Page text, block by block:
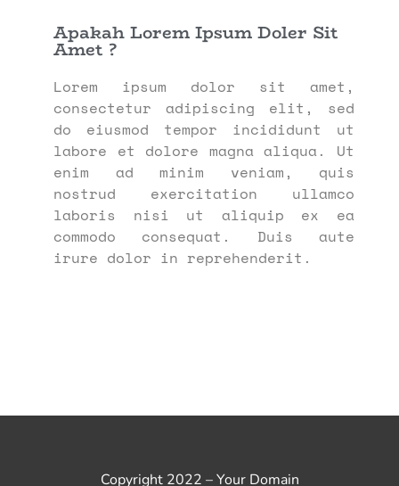
Apakah Lorem Ipsum Doler Sit
Amet ?
Lorem ipsum dolor sit amet,
consectetur adipiscing elit, sed
do eiusmod tempor incididunt ut
labore et dolore magna aliqua. Ut
enim ad minim veniam, quis
nostrud exercitation ullamco
laboris nisi ut aliquip ex ea
commodo consequat. Duis aute
irure dolor in reprehenderit.
Copyright 2022 – Your Domain